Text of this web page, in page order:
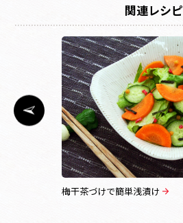
関連レシピ
梅干茶づけで簡単浅漬け